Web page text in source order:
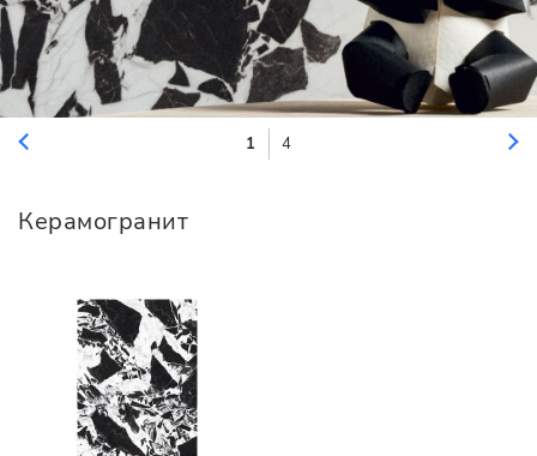
1 4
Керамогранит